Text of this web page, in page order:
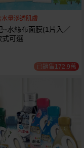
量滲透肌膚
~水絲布面膜(1片入／
式可選
已銷售172.9萬